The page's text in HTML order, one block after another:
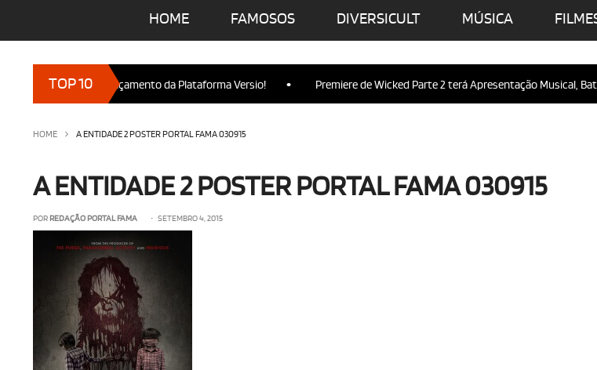
HOME FAMOSOS DIVERSICULT MÚSICA
TOP 10
presença no Lançamento da Plataforma Versio! • Premiere de Wicked Parte 2 terá Apresentação Musical, Bate
HOME A ENTIDADE 2 POSTER PORTAL FAMA 030915
A ENTIDADE 2 POSTER PORTAL FAMA 030915
POR REDAÇÃO PORTAL FAMA • SETEMBRO 4, 2015